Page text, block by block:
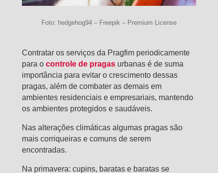
Foto: hedgehog94 – Freepik – Premium License
Contratar os serviços da Pragfim periodicamente
para o controle de pragasurbanas é de suma
importância para evitar o crescimento dessas
pragas, além de combater as demais em
ambientes residenciais e empresariais, mantendo
os ambientes protegidos e saudáveis.
Nas alterações climáticas algumas pragas são
mais corriqueiras e comuns de serem
encontradas.
Na primavera: cupins, baratas e baratas se